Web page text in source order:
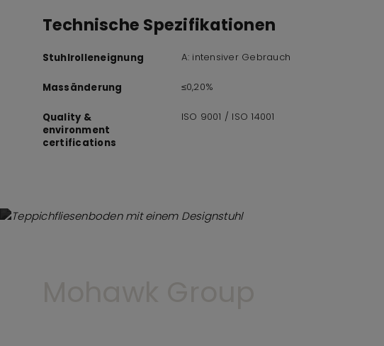
Technische Spezifikationen
Stuhlrolleneignung A: intensiver Gebrauch
Massänderung ≤0,20%
Quality &
environment
certifications
ISO 9001 / ISO 14001